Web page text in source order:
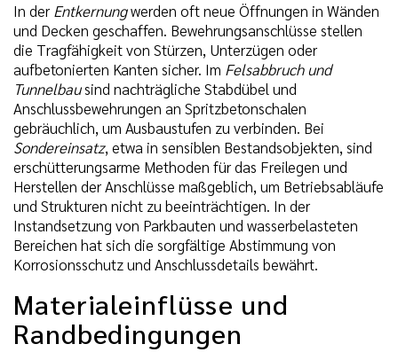
In der Entkernungwerden oft neue Öffnungen in Wänden
und Decken geschaffen. Bewehrungsanschlüsse stellen
die Tragfähigkeit von Stürzen, Unterzügen oder
aufbetonierten Kanten sicher. Im Felsabbruch und
Tunnelbausind nachträgliche Stabdübel und
Anschlussbewehrungen an Spritzbetonschalen
gebräuchlich, um Ausbaustufen zu verbinden. Bei
Sondereinsatz, etwa in sensiblen Bestandsobjekten, sind
erschütterungsarme Methoden für das Freilegen und
Herstellen der Anschlüsse maßgeblich, um Betriebsabläufe
und Strukturen nicht zu beeinträchtigen. In der
Instandsetzung von Parkbauten und wasserbelasteten
Bereichen hat sich die sorgfältige Abstimmung von
Korrosionsschutz und Anschlussdetails bewährt.
Materialeinflüsse und
Randbedingungen